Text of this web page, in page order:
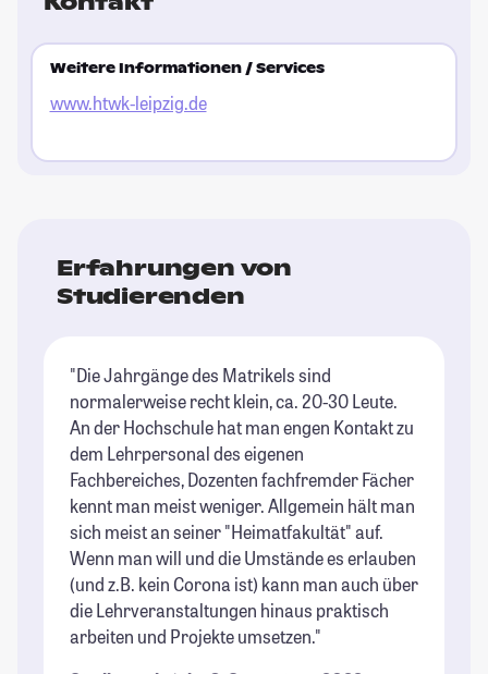
Weitere Informationen / Services
www.htwk-leipzig.de
Erfahrungen von
Studierenden
"Die Jahrgänge des Matrikels sind
normalerweise recht klein, ca. 20-30 Leute.
An der Hochschule hat man engen Kontakt zu
dem Lehrpersonal des eigenen
Fachbereiches, Dozenten fachfremder Fächer
kennt man meist weniger. Allgemein hält man
sich meist an seiner "Heimatfakultät" auf.
Wenn man will und die Umstände es erlauben
(und z.B. kein Corona ist) kann man auch über
die Lehrveranstaltungen hinaus praktisch
arbeiten und Projekte umsetzen."